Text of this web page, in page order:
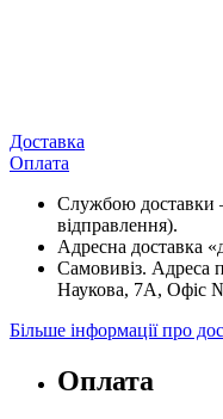
Доставка
Оплата
Службою доставки
відправлення).
Адресна доставка
Самовивіз. Адреса
Наукова, 7А, Офіс
Більше інформації про
Оплата